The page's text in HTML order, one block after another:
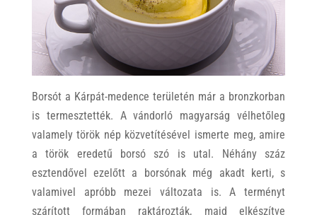
Borsót a Kárpát-medence területén már a bronzkorban
is termesztették. A vándorló magyarság vélhetőleg
valamely török nép közvetítésével ismerte meg, amire
a török eredetű borsó szó is utal. Néhány száz
esztendővel ezelőtt a borsónak még akadt kerti, s
valamivel apróbb mezei változata is. A terményt
szárított formában raktározták, majd elkészítve